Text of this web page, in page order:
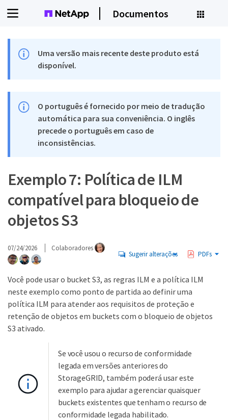
Documentos
Uma versão mais recente deste produto está
disponível.
O português é fornecido por meio de tradução
automática para sua conveniência. O inglês
precede o português em caso de
inconsistências.
Exemplo 7: Política de ILM
compatível para bloqueio de
objetos S3
07/24/2026 Colaboradores
Sugerir alterações PDFs
Você pode usar o bucket S3, as regras ILM e a política ILM
neste exemplo como ponto de partida ao definir uma
política ILM para atender aos requisitos de proteção e
retenção de objetos em buckets com o bloqueio de objetos
S3 ativado.
Se você usou o recurso de conformidade
legada em versões anteriores do
StorageGRID, também poderá usar este
exemplo para ajudar a gerenciar quaisquer
buckets existentes que tenham o recurso de
conformidade legada habilitado.